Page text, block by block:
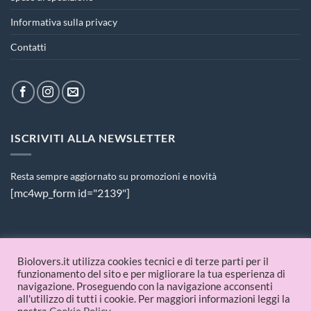
Informativa sulla privacy
Contatti
ISCRIVITI ALLA NEWSLETTER
Resta sempre aggiornato su promozioni e novità
[mc4wp_form id="2139"]
PAGAMENTI ACCETTATI
Biolovers.it utilizza cookies tecnici e di terze parti per il
funzionamento del sito e per migliorare la tua esperienza di
navigazione. Proseguendo con la navigazione acconsenti
all'utilizzo di tutti i cookie. Per maggiori informazioni leggi la